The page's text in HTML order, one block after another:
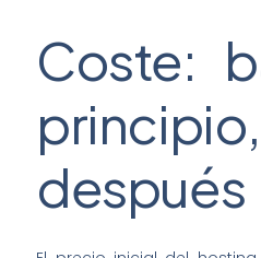
Coste:
después